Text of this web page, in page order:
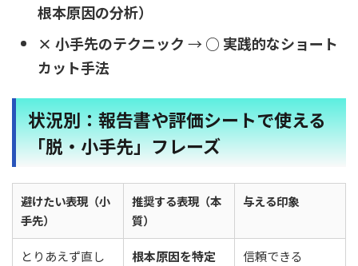
根本原因の分析）
× 小手先のテクニック → ○ 実践的なショート
カット手法
状況別：報告書や評価シートで使える
「脱・小手先」フレーズ
避けたい表現（小
手先）
推奨する表現（本
質）
与える印象
とりあえず直し
根本原因を特定
信頼できる